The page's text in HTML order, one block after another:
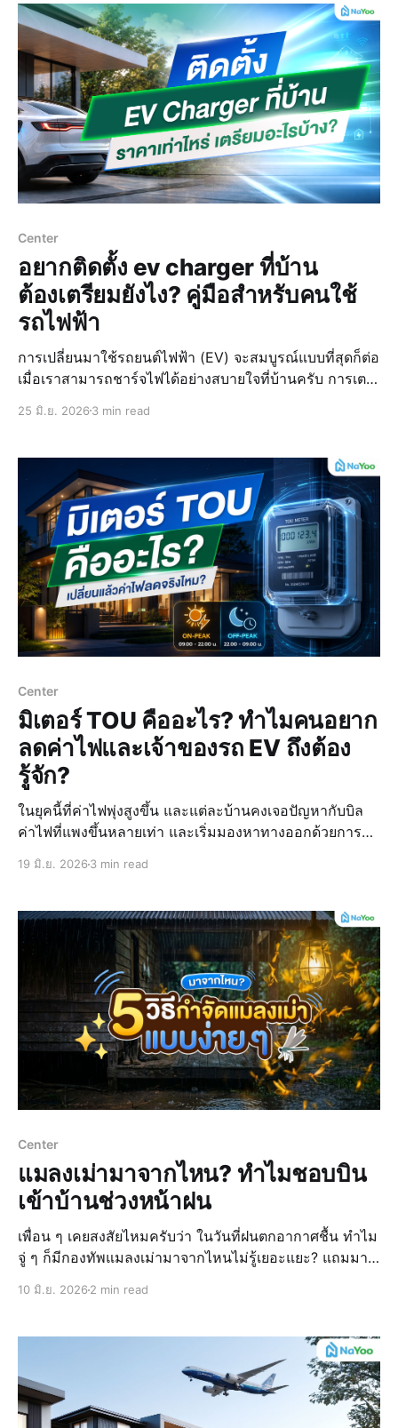
กับสัญญาจ้
Center
อยากติดตั้ง ev charger ที่บ้าน
ต้องเตรียมยังไง? คู่มือสำหรับคนใช้
รถไฟฟ้า
การเปลี่ยนมาใช้รถยนต์ไฟฟ้า (EV) จะสมบูรณ์แบบที่สุดก็ต่อ
เมื่อเราสามารถชาร์จไฟได้อย่างสบายใจที่บ้านครับ การเตรี
ตอนสำคัญที่จะช่วยให้เราใช้งานรถได้อย่างปลอดภัยและไม่
25 มิ.ย. 2026 3 min read
Center
มิเตอร์ TOU คืออะไร? ทำไมคนอยาก
ลดค่าไฟและเจ้าของรถ EV ถึงต้อง
รู้จัก?
ในยุคนี้ที่ค่าไฟพุ่งสูงขึ้น และแต่ละบ้านคงเจอปัญหากับบิล
ค่าไฟที่แพงขึ้นหลายเท่า และเริ่มมองหาทางออกด้วยการติด
19 มิ.ย. 2026 3 min read
Center
แมลงเม่ามาจากไหน? ทำไมชอบบิน
เข้าบ้านช่วงหน้าฝน
เพื่อน ๆ เคยสงสัยไหมครับว่า ในวันที่ฝนตกอากาศชื้น ทำไม
จู่ ๆ ก็มีกองทัพแมลงเม่ามาจากไหนไม่รู้เยอะแยะ? แถมมา
10 มิ.ย. 2026 2 min read